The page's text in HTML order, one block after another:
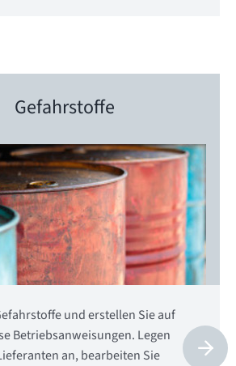
Gefahrstoffe
und erstellen Sie auf
Betriebsanweisungen. Legen
an, bearbeiten Sie